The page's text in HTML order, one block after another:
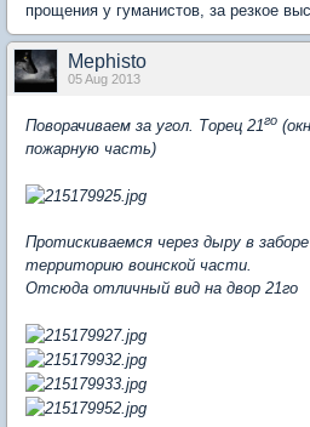
прощения у гуманистов, за резкое
Mephisto
05 Aug 2013
Поворачиваем за угол. Торец 21го
пожарную часть)
Протискиваемся через дыру в
территорию воинской части.
Отсюда отличный вид на двор 21го